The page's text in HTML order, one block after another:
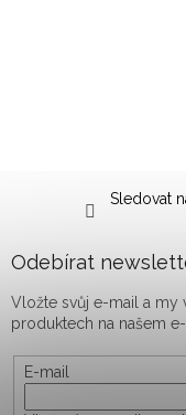
Sledovat
Odebírat
Vložte svůj e-mail a my
produktech na našem
E-mail